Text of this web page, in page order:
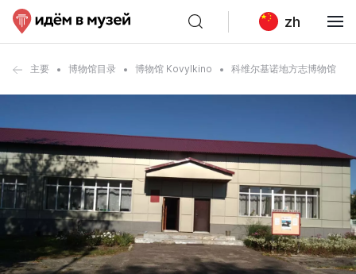
zh
主要 博物馆目录 博物馆 Kovylkino 科维尔基诺地方志博物馆